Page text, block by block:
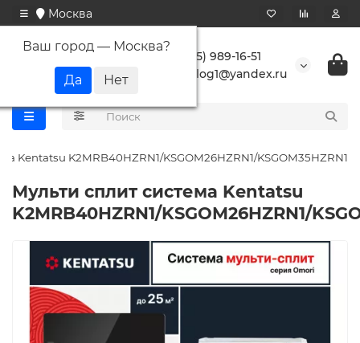
Москва
Ваш город — Москва?
+7 (495) 989-16-51
buranlog1@yandex.ru
Kentatsu K2MRB40HZRN1/KSGOM26HZRN1/KSGOM35HZRN1
Мульти сплит система Kentatsu
K2MRB40HZRN1/KSGOM26HZRN1/